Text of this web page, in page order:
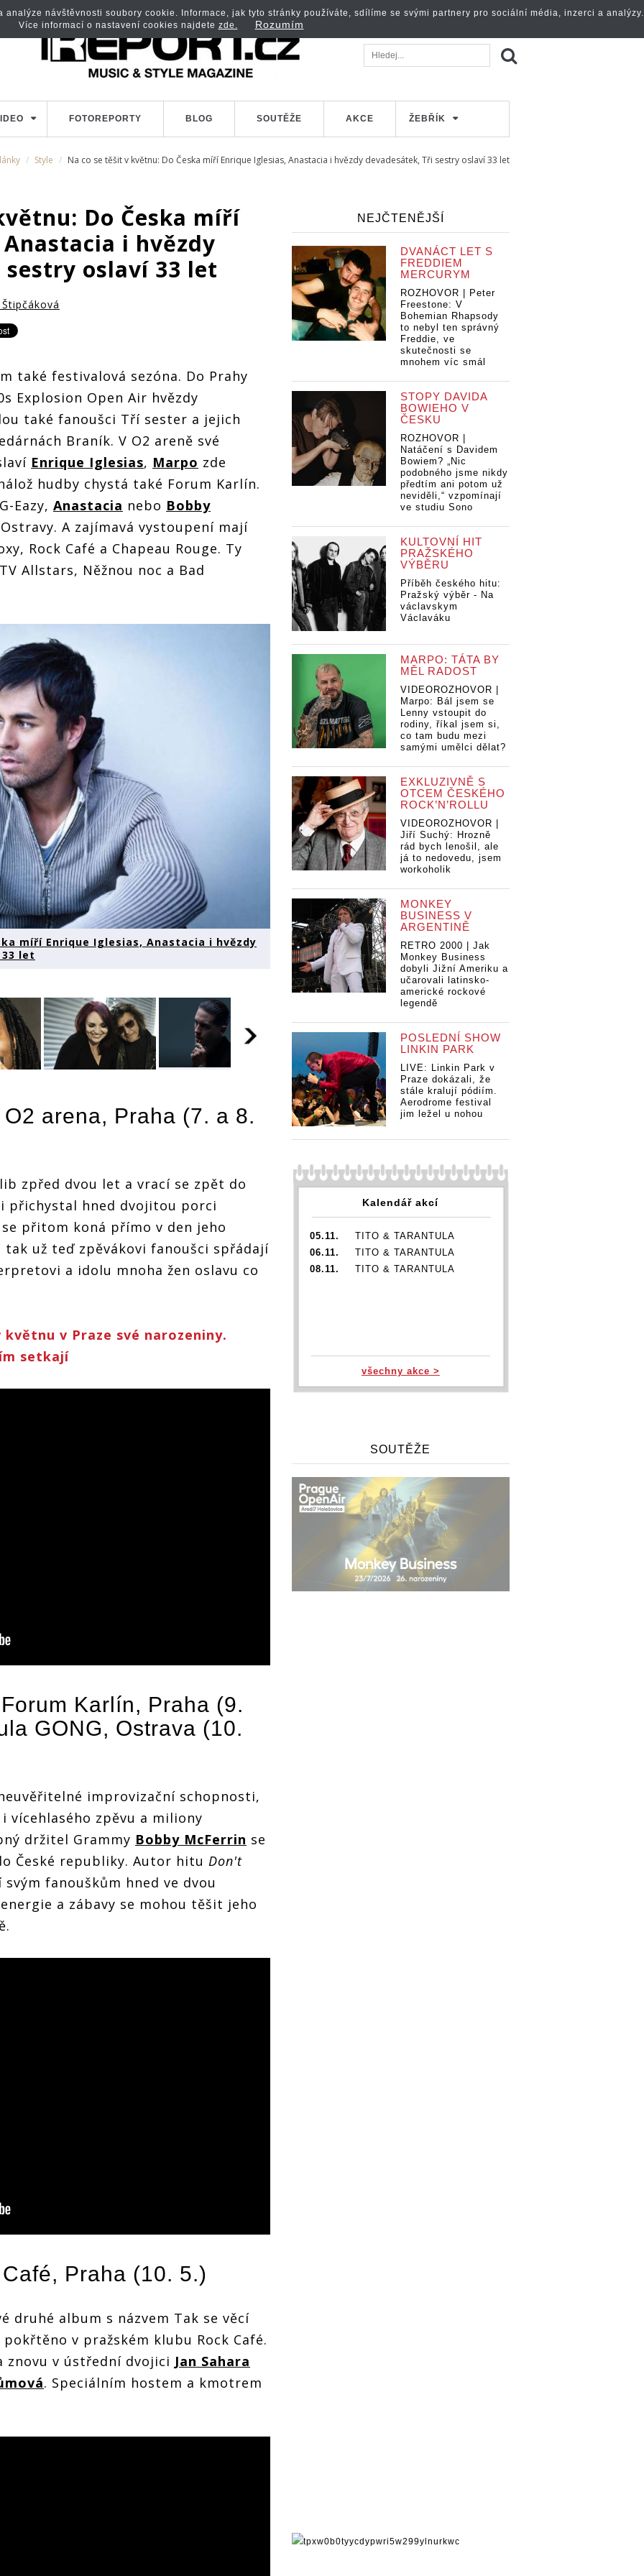
FOTOREPORTY BLOG SOUTĚŽE AKCE ŽEBŘÍK
Style Na co se těšit v květnu: Do Česka míří Enrique Iglesias, Anastacia i hvězdy devadesátek, Tři sestry oslaví 33 let
Do Česka míří
i hvězdy
oslaví 33 let
také festivalová sezóna. Do Prahy
Explosion Open Air hvězdy
také fanoušci Tří sester a jejich
Braník. V O2 areně své
Enrique Iglesias, Marpo zde
hudby chystá také Forum Karlín.
Eazy, Anastacia nebo Bobby
A zajímavá vystoupení mají
Rock Café a Chapeau Rouge. Ty
Allstars, Něžnou noc a Bad
míří Enrique Iglesias, Anastacia i hvězdy
let
Tři
33
Česka míří
Enrique Iglesias,
sestry oslaví 33
let
Česka míří
Enrique Iglesias,
let
Na co se těšit v
květnu: Do
Česka míří
Enrique Iglesias,
Anastacia i
devadesátek, Tři
sestry oslaví 33
Na co se těšit v
květnu: Do
Enrique Iglesias,
hvězdy
devadesátek, Tři
let
O2 arena, Praha (7. a 8.
zpřed dvou let a vrací se zpět do
přichystal hned dvojitou porci
přitom koná přímo v den jeho
už teď zpěvákovi fanoušci spřádají
a idolu mnoha žen oslavu co
v Praze své narozeniny.
setkají
Karlín, Praha (9.
GONG, Ostrava (10.
improvizační schopnosti,
vícehlasého zpěvu a miliony
držitel Grammy Bobby McFerrin se
České republiky. Autor hitu Don't
fanouškům hned ve dvou
a zábavy se mohou těšit jeho
Praha (10. 5.)
druhé album s názvem Tak se věcí
v pražském klubu Rock Café.
znovu v ústřední dvojici Jan Sahara
. Speciálním hostem a kmotrem
NEJČTENĚJŠÍ
DVANÁCT LET S
FREDDIEM
MERCURYM
ROZHOVOR | Peter
Freestone: V
Bohemian Rhapsody
to nebyl ten správný
Freddie, ve
skutečnosti se
mnohem víc smál
STOPY DAVIDA
BOWIEHO V
ČESKU
ROZHOVOR |
Natáčení s Davidem
Bowiem? „Nic
podobného jsme nikdy
předtím ani potom už
neviděli,“ vzpomínají
ve studiu Sono
KULTOVNÍ HIT
PRAŽSKÉHO
VÝBĚRU
Příběh českého hitu:
Pražský výběr - Na
václavskym
Václaváku
MARPO: TÁTA BY
MĚL RADOST
VIDEOROZHOVOR |
Marpo: Bál jsem se
Lenny vstoupit do
rodiny, říkal jsem si,
co tam budu mezi
samými umělci dělat?
EXKLUZIVNĚ S
OTCEM ČESKÉHO
ROCK’N’ROLLU
VIDEOROZHOVOR |
Jiří Suchý: Hrozně
rád bych lenošil, ale
já to nedovedu, jsem
workoholik
MONKEY
BUSINESS V
ARGENTINĚ
RETRO 2000 | Jak
Monkey Business
dobyli Jižní Ameriku a
učarovali latinsko-
americké rockové
legendě
POSLEDNÍ SHOW
LINKIN PARK
LIVE: Linkin Park v
Praze dokázali, že
stále kralují pódiím.
Aerodrome festival
jim ležel u nohou
Kalendář akcí
05.11.
TITO & TARANTULA
06.11.
TITO & TARANTULA
08.11.
TITO & TARANTULA
všechny akce >
SOUTĚŽE
návštěvnosti soubory cookie. Informace, jak tyto stránky používáte, sdílíme se svými partnery pro sociální média, inzerci a analýzy.
Více informací o nastavení cookies najdete zde. Rozumím